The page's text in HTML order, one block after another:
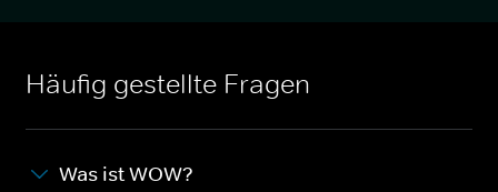
Häufig gestellte Fragen
Was ist WOW?